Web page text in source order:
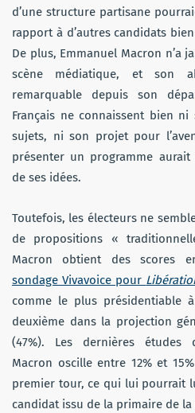
d’une structure partisane
rapport à d’autres candidats
De plus, Emmanuel Macron n’a
scène médiatique, et son
remarquable depuis son
Français ne connaissent bien
sujets, ni son projet pour
présenter un programme
de ses idées.
Toutefois, les électeurs ne
de propositions «
Macron obtient des scores
sondage Vivavoice pour
comme le plus présidentiable
deuxième dans la projection
(47%). Les dernières études
Macron oscille entre 12% et
premier tour, ce qui lui pourrait
candidat issu de la primaire de la